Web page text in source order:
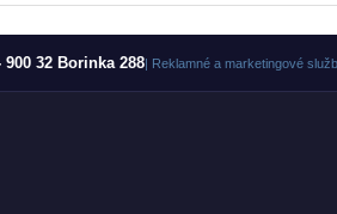
32 Borinka 288| Reklamné a marketingové